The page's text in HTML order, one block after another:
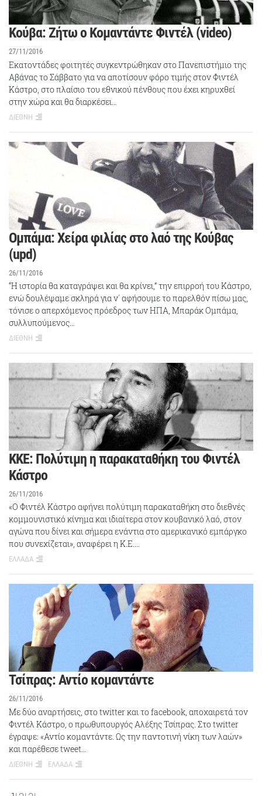
Κούβα: Ζήτω ο Κομαντάντε Φιντέλ (video)
27/11/2016
Εκατοντάδες φοιτητές συγκεντρώθηκαν στο Πανεπιστήμιο της
Αβάνας το Σάββατο για να αποτίσουν φόρο τιμής στον Φιντέλ
Κάστρο, στο πλαίσιο του εθνικού πένθους που έχει κηρυχθεί
στην χώρα και θα διαρκέσει…
ΔΙΕΘΝΗ
Ομπάμα: Χείρα φιλίας στο λαό της Κούβας
(upd)
26/11/2016
“Η ιστορία θα καταγράψει και θα κρίνει,” την επιρροή του Κάστρο,
ενώ δουλέψαμε σκληρά για ν΄ αφήσουμε το παρελθόν πίσω μας,
τόνισε ο απερχόμενος πρόεδρος των ΗΠΑ, Μπαράκ Ομπάμα,
συλλυπούμενος…
ΔΙΕΘΝΗ
ΚΚΕ: Πολύτιμη η παρακαταθήκη του Φιντέλ
Κάστρο
26/11/2016
«Ο Φιντέλ Κάστρο αφήνει πολύτιμη παρακαταθήκη στο διεθνές
κομμουνιστικό κίνημα και ιδιαίτερα στον κουβανικό λαό, στον
αγώνα που δίνει και σήμερα ενάντια στο αμερικανικό εμπάργκο
που συνεχίζεται», αναφέρει η Κ.Ε.…
ΕΛΛΑΔΑ
Τσίπρας: Αντίο κομαντάντε
26/11/2016
Με δύο αναρτήσεις, στο twitter και το facebook, αποχαιρετά τον
Φιντέλ Κάστρο, ο πρωθυπουργός Αλέξης Τσίπρας. Στο twitter
έγραψε: «Αντίο κομαντάντε. Ως την παντοτινή νίκη των λαών»
και παρέθεσε tweet…
ΔΙΕΘΝΗ ΕΛΛΑΔΑ